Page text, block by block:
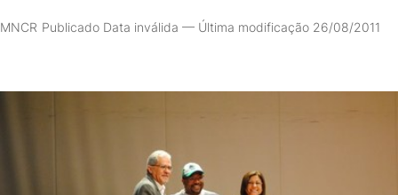
MNCR Publicado Data inválida — Última modificação 26/08/2011